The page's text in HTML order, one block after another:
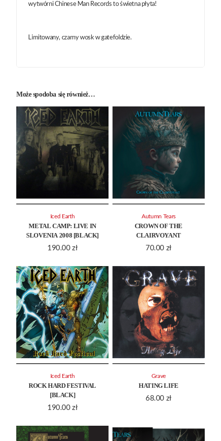
wytwórni Chinese Man Records to świetna płyta!
Limitowany, czarny wosk w gatefoldzie.
Może spodoba się również…
METAL CAMP: LIVE IN
SLOVENIA 2008 [BLACK]
190.00 zł
Iced Earth
CROWN OF THE
CLAIRVOYANT
70.00 zł
Autumn Tears
ROCK HARD FESTIVAL
[BLACK]
190.00 zł
Iced Earth
HATING LIFE
68.00 zł
Grave